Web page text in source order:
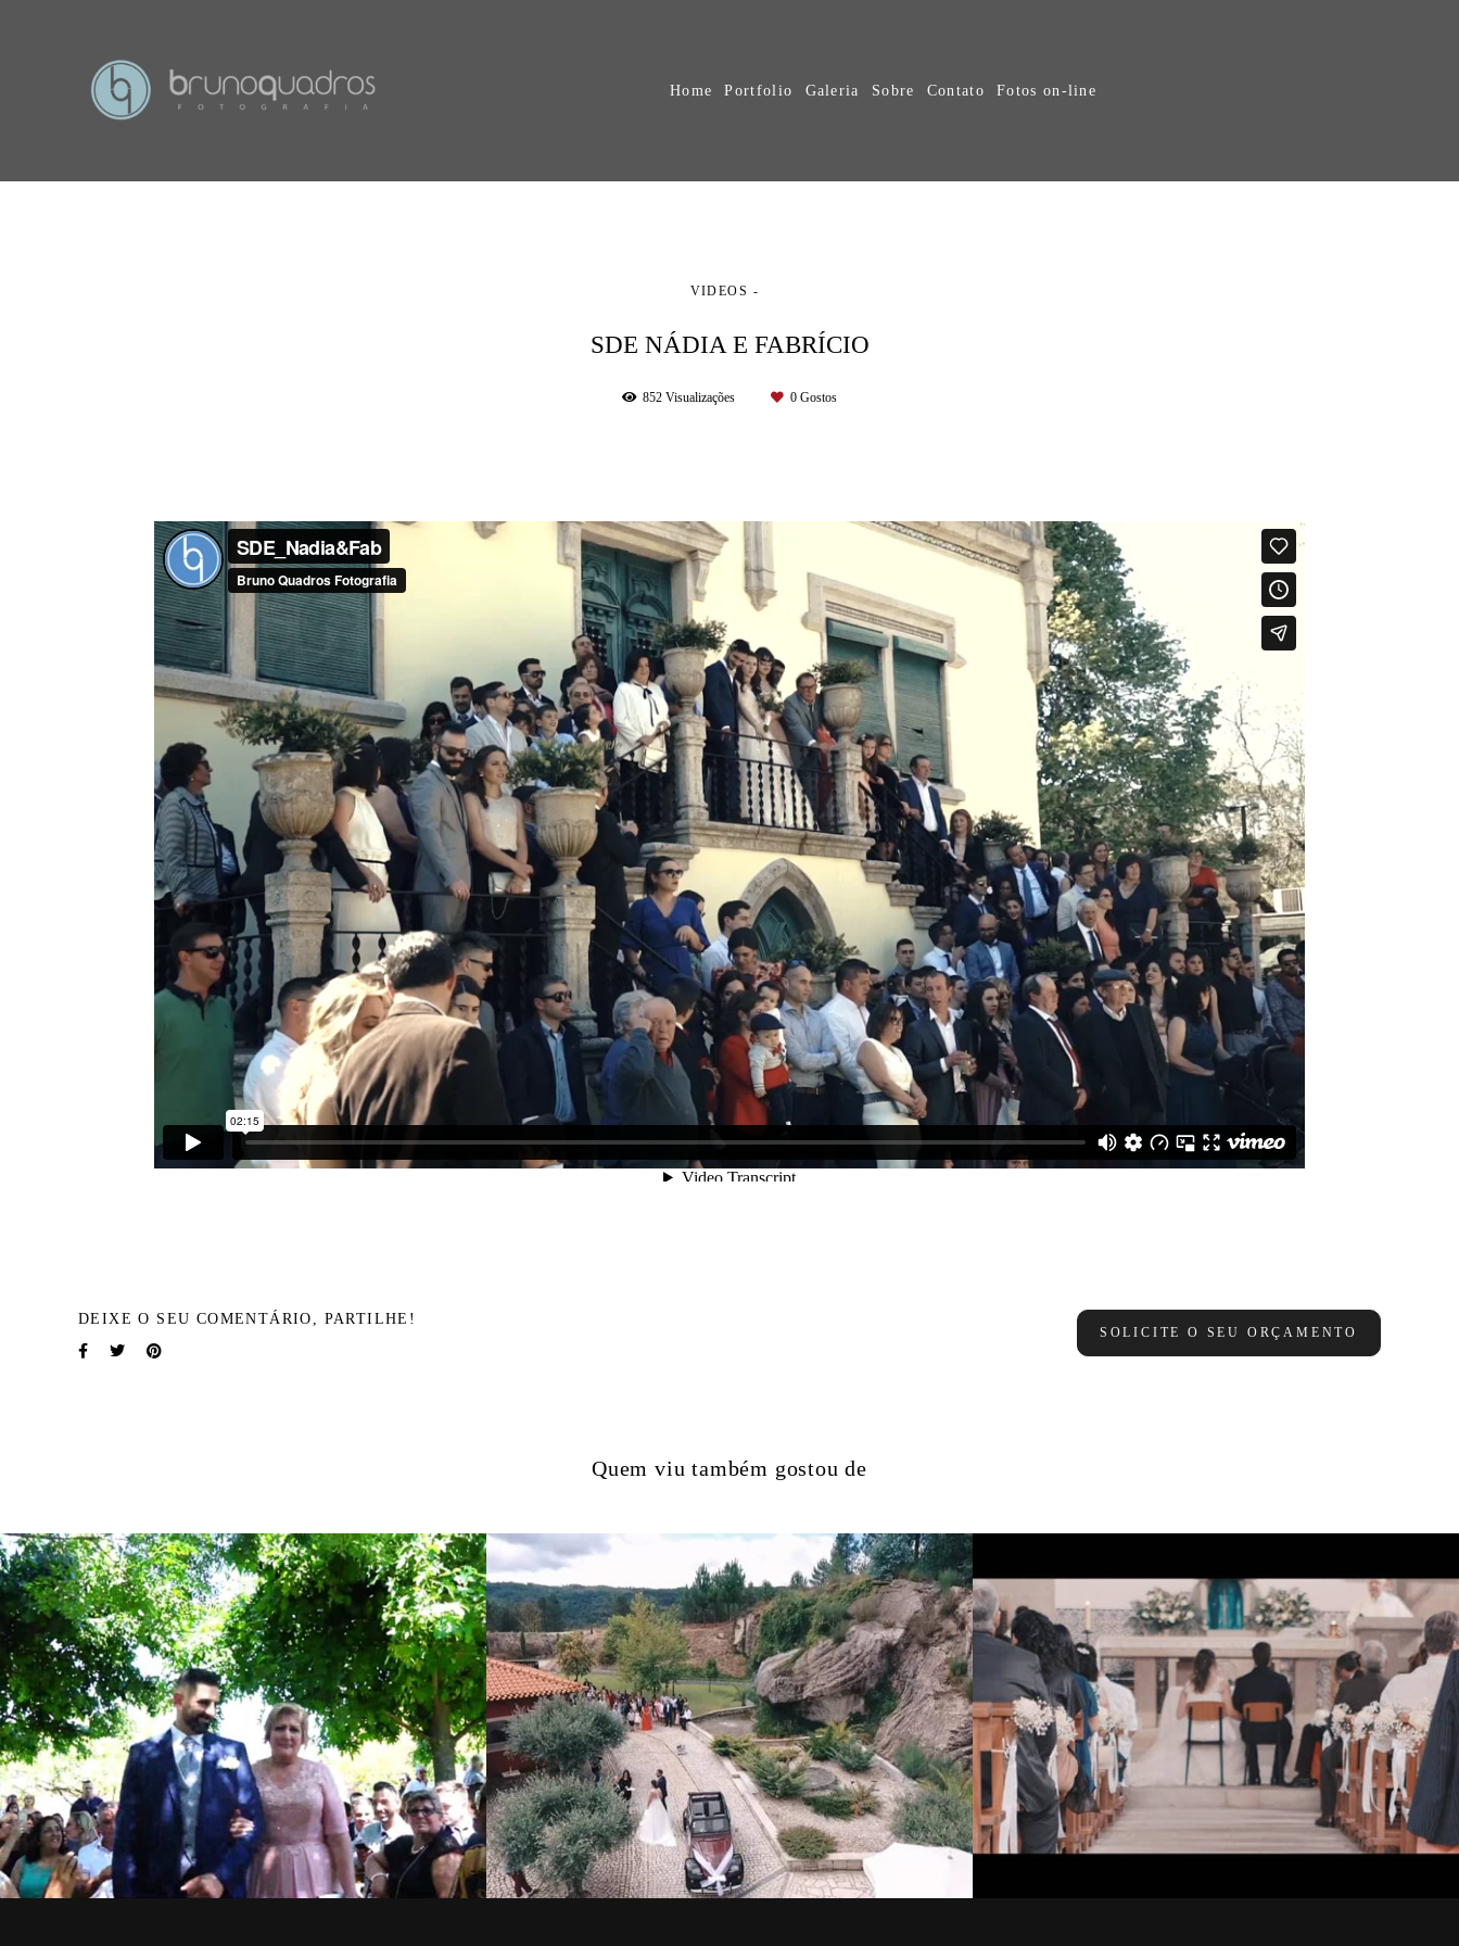
Home Portfolio Galeria Sobre Contato Fotos on-line
VIDEOS
SDE NÁDIA E FABRÍCIO
852 Visualizações 0 Gostos
DEIXE O SEU COMENTÁRIO, PARTILHE!
SOLICITE O SEU ORÇAMENTO
Quem viu também gostou de
909 0 854 0 1053 0